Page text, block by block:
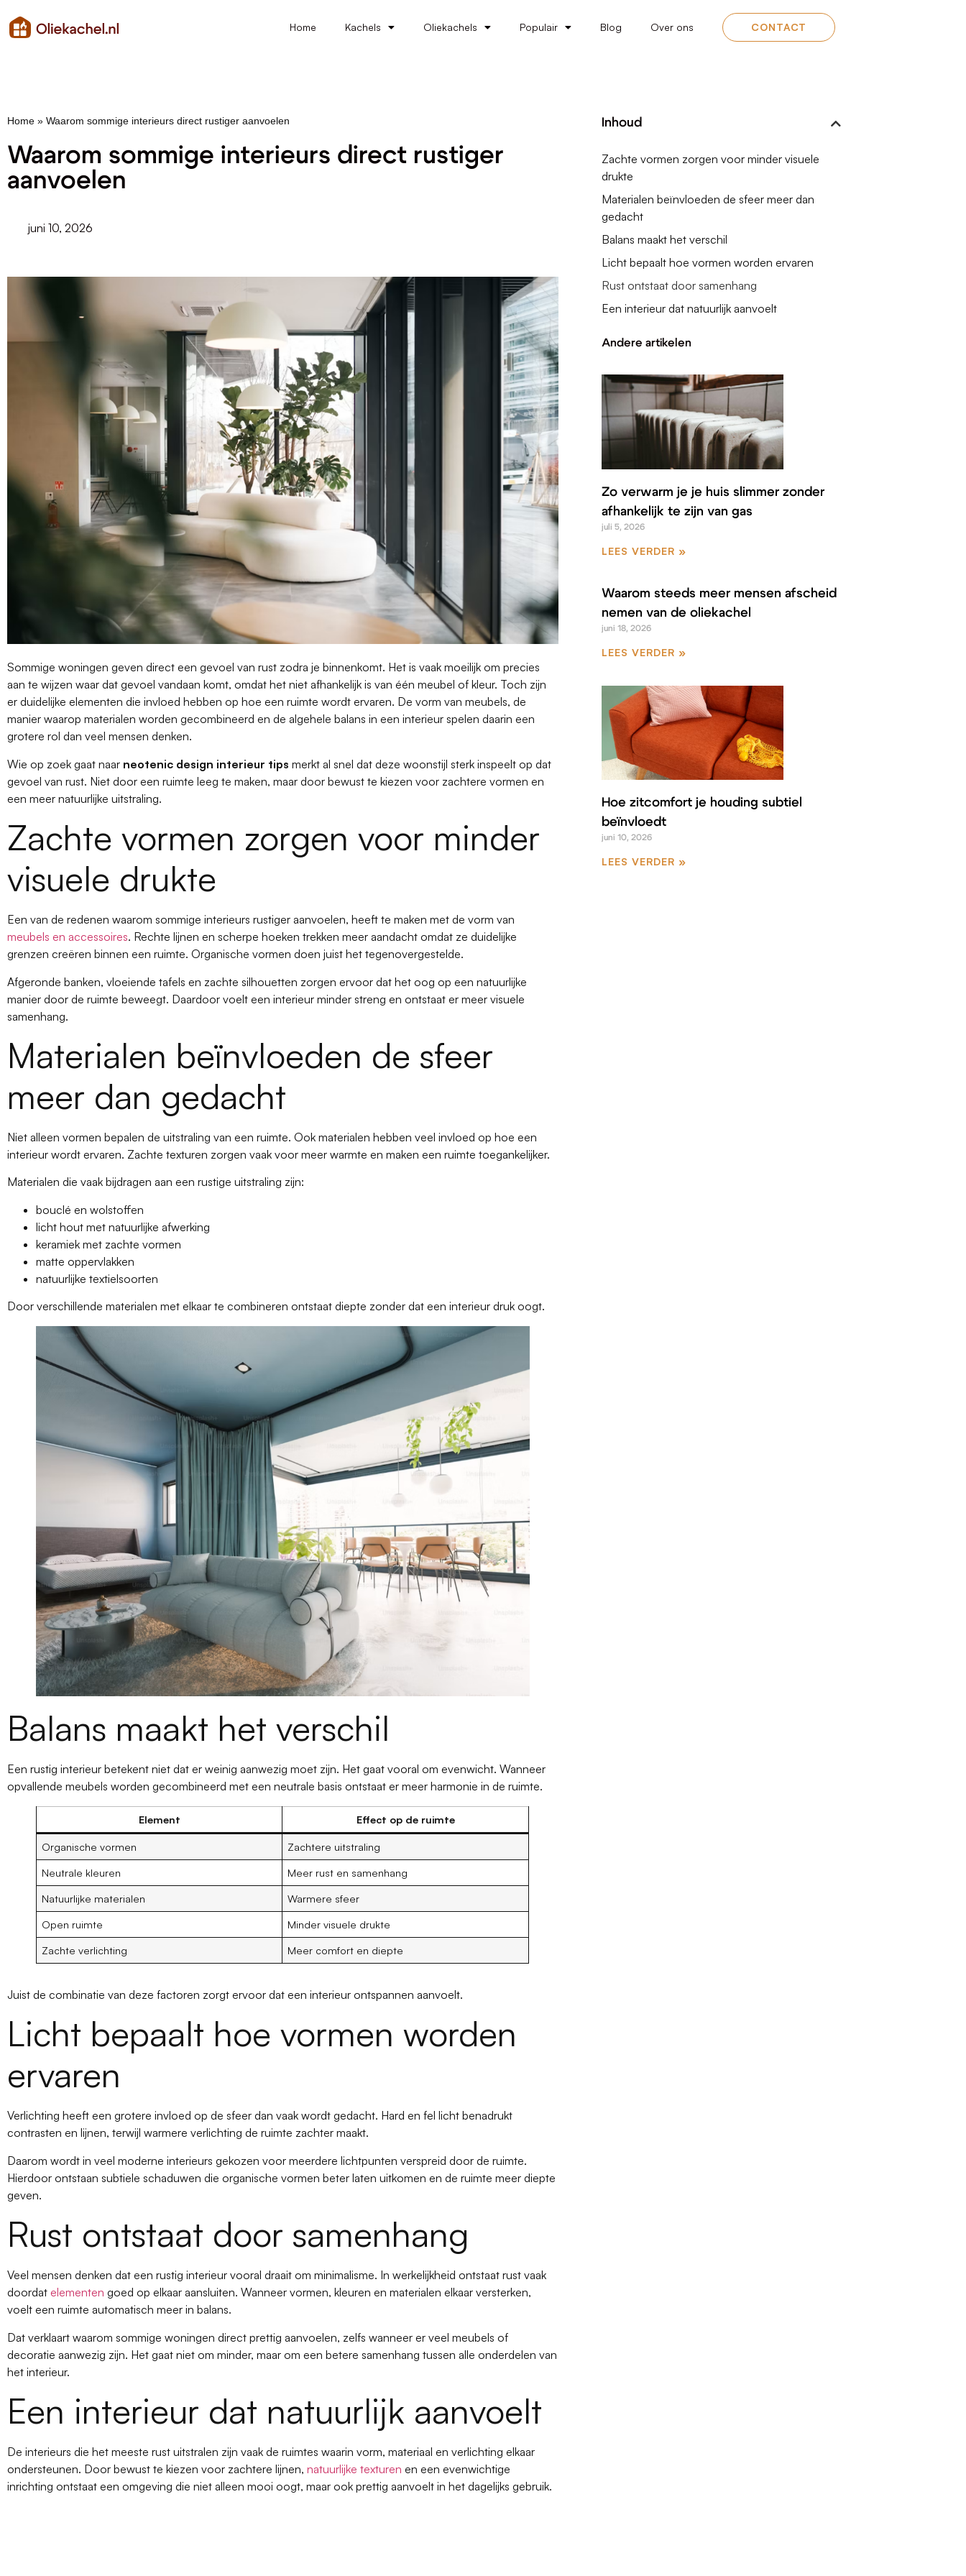
Home Kachels Oliekachels Populair Blog Over ons CONTACT
Home » Waarom sommige interieurs direct rustiger aanvoelen
Waarom sommige interieurs direct rustiger
aanvoelen
juni 10, 2026
Sommige woningen geven direct een gevoel van rust zodra je binnenkomt. Het is vaak moeilijk om precies
aan te wijzen waar dat gevoel vandaan komt, omdat het niet afhankelijk is van één meubel of kleur. Toch zijn
er duidelijke elementen die invloed hebben op hoe een ruimte wordt ervaren. De vorm van meubels, de
manier waarop materialen worden gecombineerd en de algehele balans in een interieur spelen daarin een
grotere rol dan veel mensen denken.
Wie op zoek gaat naar neotenic design interieur tips merkt al snel dat deze woonstijl sterk inspeelt op dat
gevoel van rust. Niet door een ruimte leeg te maken, maar door bewust te kiezen voor zachtere vormen en
een meer natuurlijke uitstraling.
Zachte vormen zorgen voor minder
visuele drukte
Een van de redenen waarom sommige interieurs rustiger aanvoelen, heeft te maken met de vorm van
meubels en accessoires. Rechte lijnen en scherpe hoeken trekken meer aandacht omdat ze duidelijke
grenzen creëren binnen een ruimte. Organische vormen doen juist het tegenovergestelde.
Afgeronde banken, vloeiende tafels en zachte silhouetten zorgen ervoor dat het oog op een natuurlijke
manier door de ruimte beweegt. Daardoor voelt een interieur minder streng en ontstaat er meer visuele
samenhang.
Materialen beïnvloeden de sfeer
meer dan gedacht
Niet alleen vormen bepalen de uitstraling van een ruimte. Ook materialen hebben veel invloed op hoe een
interieur wordt ervaren. Zachte texturen zorgen vaak voor meer warmte en maken een ruimte toegankelijker.
Materialen die vaak bijdragen aan een rustige uitstraling zijn:
bouclé en wolstoffen
licht hout met natuurlijke afwerking
keramiek met zachte vormen
matte oppervlakken
natuurlijke textielsoorten
Door verschillende materialen met elkaar te combineren ontstaat diepte zonder dat een interieur druk oogt.
Balans maakt het verschil
Een rustig interieur betekent niet dat er weinig aanwezig moet zijn. Het gaat vooral om evenwicht. Wanneer
opvallende meubels worden gecombineerd met een neutrale basis ontstaat er meer harmonie in de ruimte.
Element Effect op de ruimte
Organische vormen
Zachtere uitstraling
Neutrale kleuren
Meer rust en samenhang
Natuurlijke materialen
Warmere sfeer
Open ruimte
Minder visuele drukte
Zachte verlichting
Meer comfort en diepte
Juist de combinatie van deze factoren zorgt ervoor dat een interieur ontspannen aanvoelt.
Licht bepaalt hoe vormen worden
ervaren
Verlichting heeft een grotere invloed op de sfeer dan vaak wordt gedacht. Hard en fel licht benadrukt
contrasten en lijnen, terwijl warmere verlichting de ruimte zachter maakt.
Daarom wordt in veel moderne interieurs gekozen voor meerdere lichtpunten verspreid door de ruimte.
Hierdoor ontstaan subtiele schaduwen die organische vormen beter laten uitkomen en de ruimte meer diepte
geven.
Rust ontstaat door samenhang
Veel mensen denken dat een rustig interieur vooral draait om minimalisme. In werkelijkheid ontstaat rust vaak
doordat elementen goed op elkaar aansluiten. Wanneer vormen, kleuren en materialen elkaar versterken,
voelt een ruimte automatisch meer in balans.
Dat verklaart waarom sommige woningen direct prettig aanvoelen, zelfs wanneer er veel meubels of
decoratie aanwezig zijn. Het gaat niet om minder, maar om een betere samenhang tussen alle onderdelen van
het interieur.
Een interieur dat natuurlijk aanvoelt
De interieurs die het meeste rust uitstralen zijn vaak de ruimtes waarin vorm, materiaal en verlichting elkaar
ondersteunen. Door bewust te kiezen voor zachtere lijnen, natuurlijke texturen en een evenwichtige
inrichting ontstaat een omgeving die niet alleen mooi oogt, maar ook prettig aanvoelt in het dagelijks gebruik.
Inhoud
Zachte vormen zorgen voor minder visuele
drukte
Materialen beïnvloeden de sfeer meer dan
gedacht
Balans maakt het verschil
Licht bepaalt hoe vormen worden ervaren
Rust ontstaat door samenhang
Een interieur dat natuurlijk aanvoelt
Andere artikelen
Zo verwarm je je huis slimmer zonder
afhankelijk te zijn van gas
juli 5, 2026
LEES VERDER »
Waarom steeds meer mensen afscheid
nemen van de oliekachel
juni 18, 2026
LEES VERDER »
Hoe zitcomfort je houding subtiel
beïnvloedt
juni 10, 2026
LEES VERDER »